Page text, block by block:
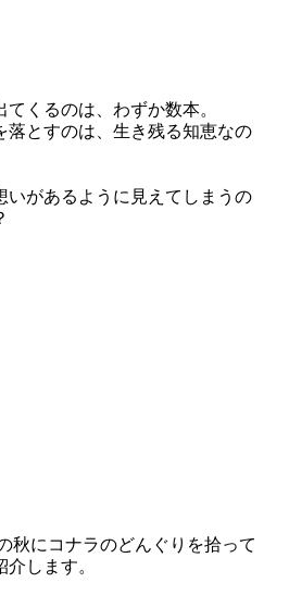
くるのは、わずか数本。
落とすのは、生き残る知恵なの
いがあるように見えてしまうの
秋にコナラのどんぐりを拾って
します。